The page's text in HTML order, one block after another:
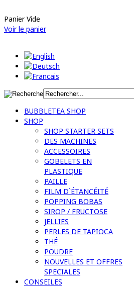
Panier Vide
Voir le panier
BUBBLETEA SHOP
SHOP
SHOP STARTER SETS
DES MACHINES
ACCESSOIRES
GOBELETS EN
PLASTIQUE
PAILLE
FILM D`ÉTANCÉITÉ
POPPING BOBAS
SIROP / FRUCTOSE
JELLIES
PERLES DE TAPIOCA
THÉ
POUDRE
NOUVELLES ET OFFRES
SPECIALES
CONSEILES